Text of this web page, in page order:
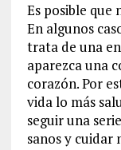
Es posible que
En algunos
trata de una
aparezca una
corazón. Por
vida lo más
seguir una
sanos y cuidar